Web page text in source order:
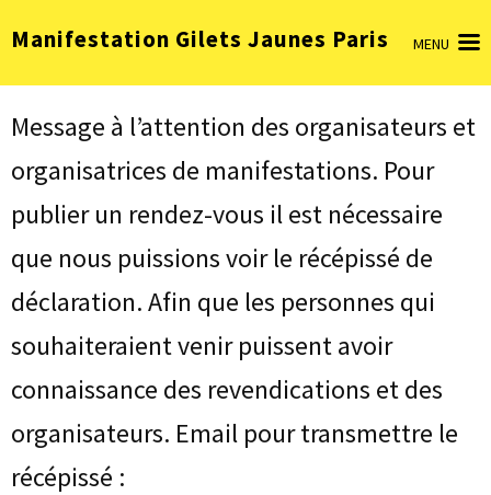
au
(Pressez
Entrée)
Manifestation Gilets Jaunes Paris MENU
Message à l’attention des organisateurs et
organisatrices de manifestations. Pour
publier un rendez-vous il est nécessaire
que nous puissions voir le récépissé de
déclaration. Afin que les personnes qui
souhaiteraient venir puissent avoir
connaissance des revendications et des
organisateurs. Email pour transmettre le
récépissé :